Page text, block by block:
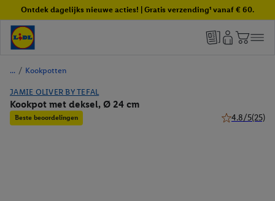
Ontdek dagelijks nieuwe acties! | Gratis verzending¹ vanaf € 60.
/ Kookpotten
JAMIE OLIVER BY TEFAL
Kookpot met deksel, Ø 24 cm
Beste beoordelingen 4.8/5(25)